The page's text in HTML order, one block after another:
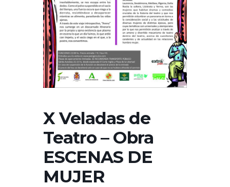
X Veladas de
Teatro – Obra
ESCENAS DE
MUJER